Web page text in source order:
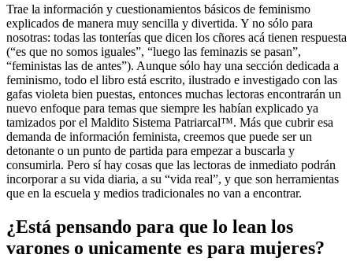
Trae la información y cuestionamientos básicos de feminismo
explicados de manera muy sencilla y divertida. Y no sólo para
nosotras: todas las tonterías que dicen los cñores acá tienen respuesta
(“es que no somos iguales”, “luego las feminazis se pasan”,
“feministas las de antes”). Aunque sólo hay una sección dedicada a
feminismo, todo el libro está escrito, ilustrado e investigado con las
gafas violeta bien puestas, entonces muchas lectoras encontrarán un
nuevo enfoque para temas que siempre les habían explicado ya
tamizados por el Maldito Sistema Patriarcal™️. Más que cubrir esa
demanda de información feminista, creemos que puede ser un
detonante o un punto de partida para empezar a buscarla y
consumirla. Pero sí hay cosas que las lectoras de inmediato podrán
incorporar a su vida diaria, a su “vida real”, y que son herramientas
que en la escuela y medios tradicionales no van a encontrar.
¿Está pensando para que lo lean los
varones o unicamente es para mujeres?